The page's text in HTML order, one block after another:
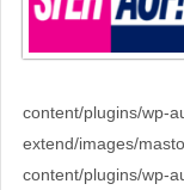
content/plugins/wp-
extend/images/
content/plugins/wp-